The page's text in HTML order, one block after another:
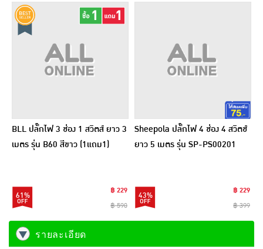
BLL ปลั๊กไฟ 3 ช่อง 1 สวิตส์ ยาว 3
เมตร รุ่น B60 สีขาว (1แถม1)
61%
฿ 229
฿ 590
Sheepola ปลั๊กไฟ 4 ช่อง 4 สวิตช์
ยาว 5 เมตร รุ่น SP-PS00201
43%
฿ 229
฿ 399
รายละเอียด